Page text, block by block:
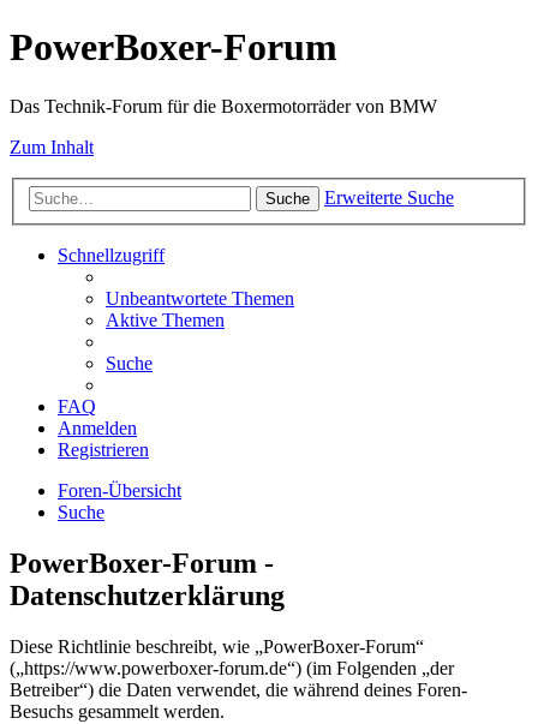
PowerBoxer-Forum
Das Technik-Forum für die Boxermotorräder von BMW
Zum Inhalt
Suche Erweiterte Suche
Schnellzugriff
Unbeantwortete Themen
Aktive Themen
Suche
FAQ
Anmelden
Registrieren
Foren-Übersicht
Suche
PowerBoxer-Forum -
Datenschutzerklärung
Diese Richtlinie beschreibt, wie „PowerBoxer-Forum“
(„https://www.powerboxer-forum.de“) (im Folgenden „der
Betreiber“) die Daten verwendet, die während deines Foren-
Besuchs gesammelt werden.